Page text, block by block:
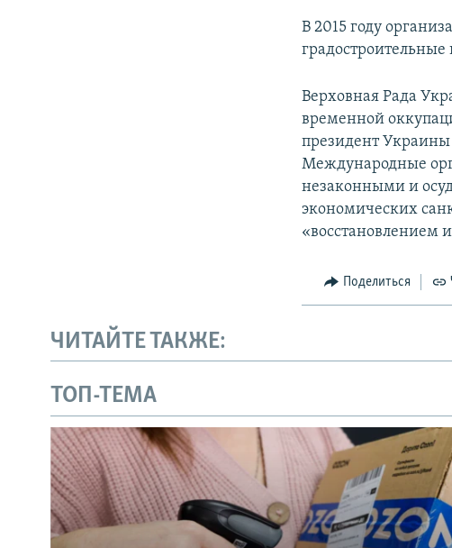
В 2015 году
градостроительные
Верховная Рада
временной
президент
Международные
незаконными и
экономических
«восстановлением
Поделиться
ЧИТАЙТЕ ТАКЖЕ:
ТОП-ТЕМА